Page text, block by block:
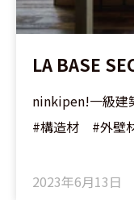
LA BASE
ninkipen!一級建
#構造材 #外壁
2023年6月13日